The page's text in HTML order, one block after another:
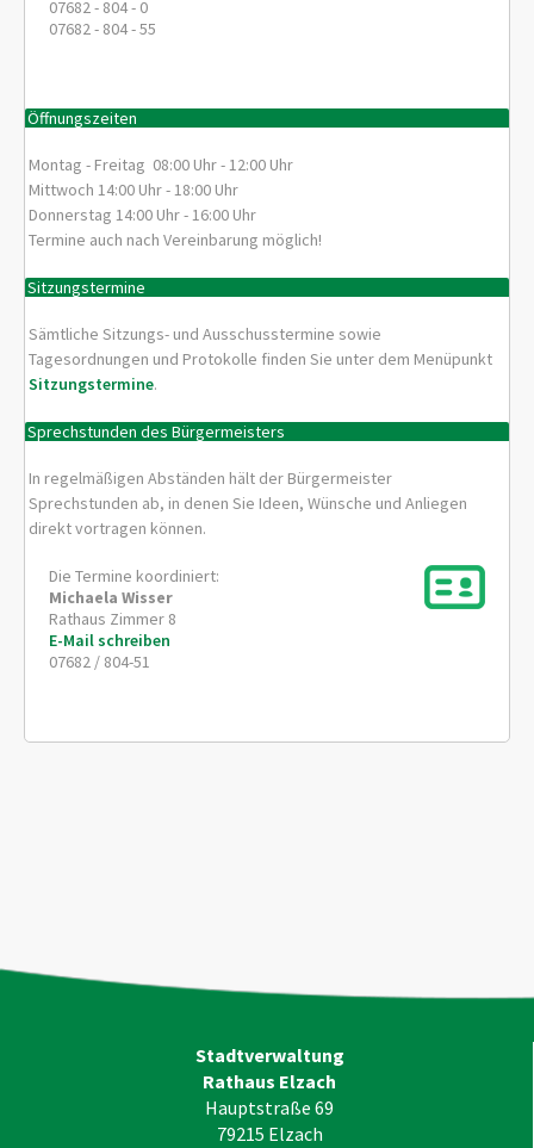
07682 - 804 - 0
07682 - 804 - 55
Öffnungszeiten
Montag - Freitag 08:00 Uhr - 12:00 Uhr
Mittwoch 14:00 Uhr - 18:00 Uhr
Donnerstag 14:00 Uhr - 16:00 Uhr
Termine auch nach Vereinbarung möglich!
Sitzungstermine
Sämtliche Sitzungs- und Ausschusstermine sowie
Tagesordnungen und Protokolle finden Sie unter dem Menüpunkt
Sitzungstermine.
Sprechstunden des Bürgermeisters
In regelmäßigen Abständen hält der Bürgermeister
Sprechstunden ab, in denen Sie Ideen, Wünsche und Anliegen
direkt vortragen können.
Die Termine koordiniert:
Michaela Wisser
Rathaus Zimmer 8
E-Mail schreiben
07682 / 804-51
Stadtverwaltung
Rathaus Elzach
Hauptstraße 69
79215 Elzach